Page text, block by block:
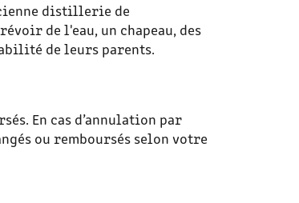
distillerie de
de l'eau, un chapeau, des
de leurs parents.
En cas d’annulation par
ou remboursés selon votre